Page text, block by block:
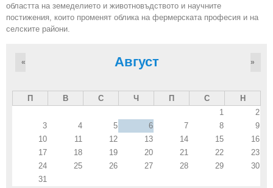
областта на земеделието и животновъдството и научните
постижения, които променят облика на фермерската професия и на
селските райони.
Август
« »
П В С Ч П С
Н
1
2
3
4 5 6 7 8
9
10
11 12 13 14 15
16
17
18 19 20 21 22
23
24
25 26 27 28 29
30
31